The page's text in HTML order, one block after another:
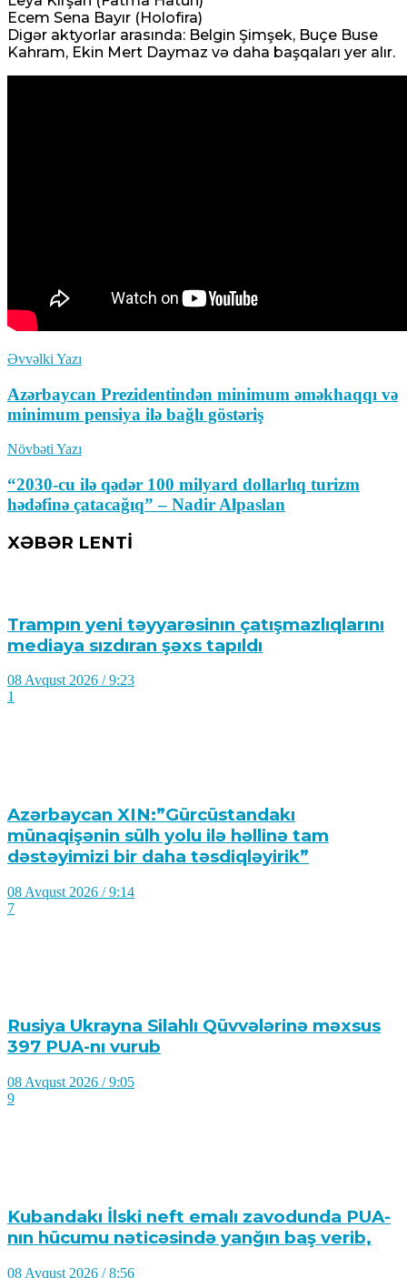
Ecem Sena Bayır (Holofira)
Digər aktyorlar arasında: Belgin Şimşek, Buçe Buse
Kahram, Ekin Mert Daymaz və daha başqaları yer alır.
Əvvəlki Yazı
Azərbaycan Prezidentindən minimum əməkhaqqı və
minimum pensiya ilə bağlı göstəriş
Növbəti Yazı
“2030-cu ilə qədər 100 milyard dollarlıq turizm
hədəfinə çatacağıq” – Nadir Alpaslan
XƏBƏR LENTİ
Ermənistanın xarici siyasətindəki
ziddiyyətləri bir daha üzə çıxardı
08 Avqust 2026 / 9:51
10
keçirib
08 Avqust 2026 / 9:40
7
08 Avqust 2026 / 9:23
1
7
397 PUA-nı vurub
Kubandakı İlski neft emalı zavodunda PUA-
nın hücumu nəticəsində yanğın baş verib,
08 Avqust 2026 / 8:56
13